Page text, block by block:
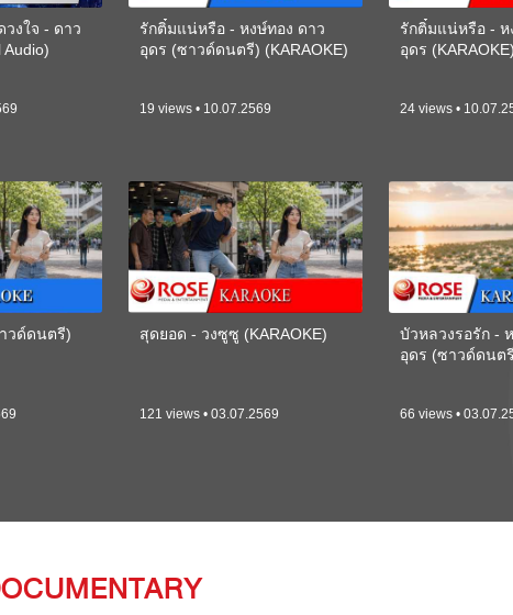
วงใจ - ดาว
Audio)
รักติ๋มแน่หรือ - หงษ์ทอง ดาว
อุดร (ซาวด์ดนตรี) (KARAOKE)
19 views • 10.07.2569
รักติ๋มแน่หรือ - ห
อุดร (KARAOKE)
24 views •
วด์ดนตรี)
สุดยอด - วงซูซู (KARAOKE)
121 views • 03.07.2569
บัวหลวงรอรัก -
อุดร (ซาวด์ดนต
66 views •